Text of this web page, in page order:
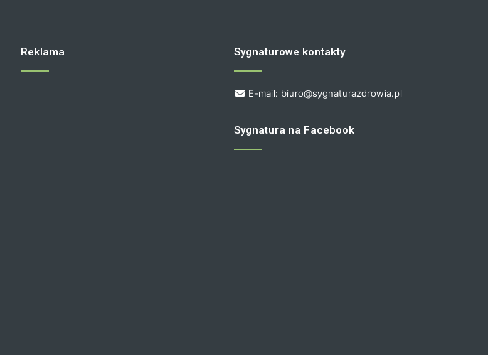
Reklama Sygnaturowe kontakty
E-mail: biuro@sygnaturazdrowia.pl
Sygnatura na Facebook